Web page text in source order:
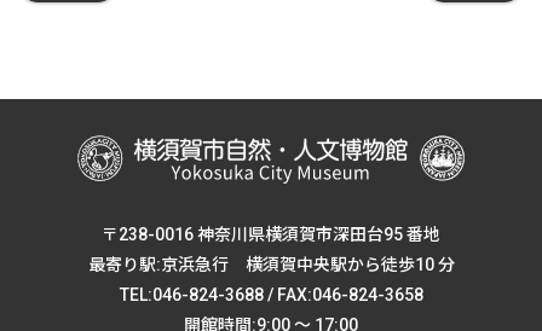
〒238-0016 神奈川県横須賀市深田台95 番地
最寄り駅:京浜急行 横須賀中央駅から徒歩10 分
TEL:046-824-3688 / FAX:046-824-3658
開館時間:9:00 ～ 17:00